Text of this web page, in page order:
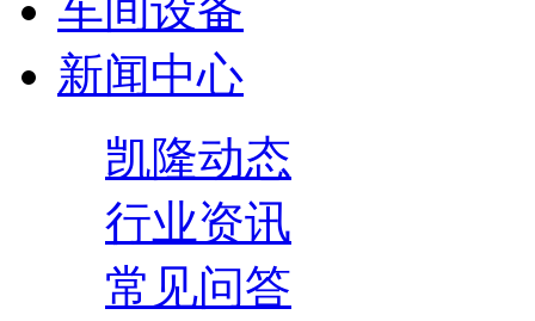
新闻中心
凯隆动态
行业资讯
常见问答